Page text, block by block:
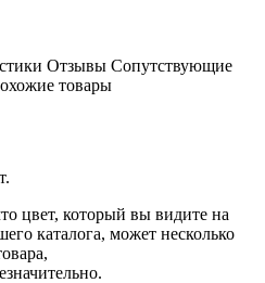
Отзывы Сопутствующие
товары
цвет, который вы видите на
каталога, может несколько